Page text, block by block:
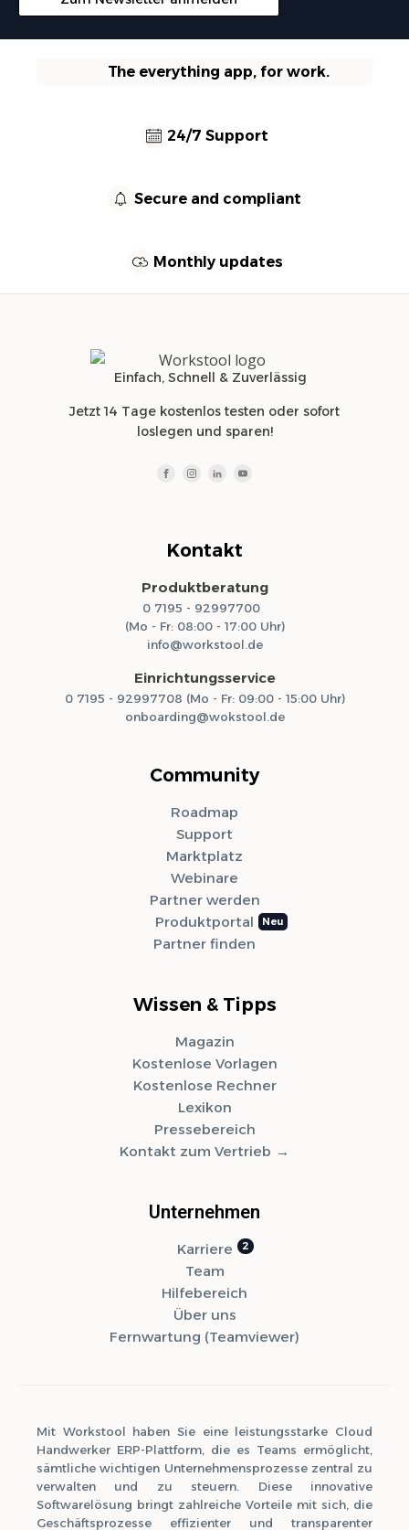
The everything app, for work.
24/7 Support
Secure and compliant
Monthly updates
Einfach, Schnell & Zuverlässig
Jetzt 14 Tage kostenlos testen oder sofort
loslegen und sparen!
Kontakt
Produktberatung
0 7195 - 92997700
(Mo - Fr: 08:00 - 17:00 Uhr)
info@workstool.de
Einrichtungsservice
0 7195 - 92997708 (Mo - Fr: 09:00 - 15:00 Uhr)
onboarding@wokstool.de
Community
Roadmap
Support
Marktplatz
Webinare
Partner werden
Produktportal
Partner finden
Wissen & Tipps
Magazin
Kostenlose Vorlagen
Kostenlose Rechner
Lexikon
Pressebereich
Kontakt zum Vertrieb
Unternehmen
Karriere
Team
Hilfebereich
Über uns
Fernwartung (Teamviewer)
Mit Workstool haben Sie eine leistungsstarke Cloud
Handwerker ERP-Plattform, die es Teams ermöglicht,
sämtliche wichtigen Unternehmensprozesse zentral zu
verwalten und zu steuern. Diese innovative
Softwarelösung bringt zahlreiche Vorteile mit sich, die
Geschäftsprozesse effizienter und transparenter